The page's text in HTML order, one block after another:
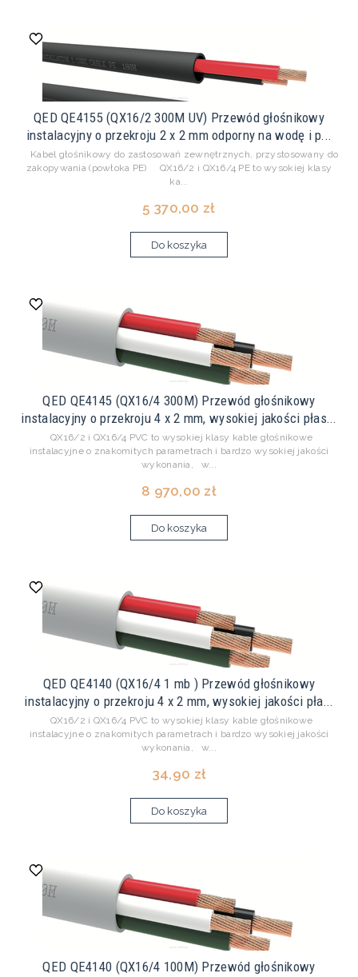
QED QE4155 (QX16/2 300M UV) Przewód głośnikowy
instalacyjny o przekroju 2 x 2 mm odporny na wodę i p...
Kabel głośnikowy do zastosowań zewnętrznych, przystosowany do
zakopywania (powłoka PE) QX16/2 i QX16/4 PE to wysokiej klasy
ka...
5 370,00 zł
Do koszyka
QED QE4145 (QX16/4 300M) Przewód głośnikowy
instalacyjny o przekroju 4 x 2 mm, wysokiej jakości płas...
QX16/2 i QX16/4 PVC to wysokiej klasy kable głośnikowe
instalacyjne o znakomitych parametrach i bardzo wysokiej jakości
wykonania, w...
8 970,00 zł
Do koszyka
QED QE4140 (QX16/4 1 mb ) Przewód głośnikowy
instalacyjny o przekroju 4 x 2 mm, wysokiej jakości pła...
QX16/2 i QX16/4 PVC to wysokiej klasy kable głośnikowe
instalacyjne o znakomitych parametrach i bardzo wysokiej jakości
wykonania, w...
34,90 zł
Do koszyka
QED QE4140 (QX16/4 100M) Przewód głośnikowy